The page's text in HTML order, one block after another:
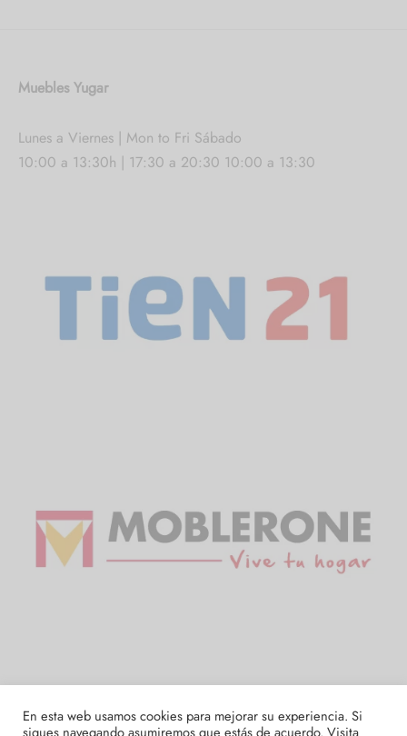
Muebles Yugar
Lunes a Viernes | Mon to Fri Sábado
10:00 a 13:30h | 17:30 a 20:30 10:00 a 13:30
En esta web usamos cookies para mejorar su experiencia. Si
sigues navegando asumiremos que estás de acuerdo. Visita